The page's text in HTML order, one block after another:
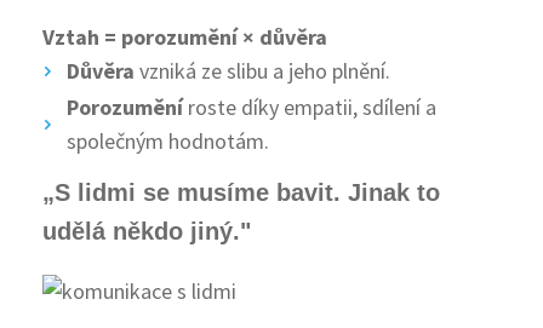
Vztah = porozumění × důvěra
Důvěra vzniká ze slibu a jeho plnění.
Porozuměníroste díky empatii, sdílení a
společným hodnotám.
„S lidmi se musíme bavit. Jinak to
udělá někdo jiný."